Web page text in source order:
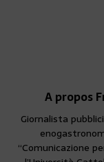
A propos
Giornalista
“Comunicazione